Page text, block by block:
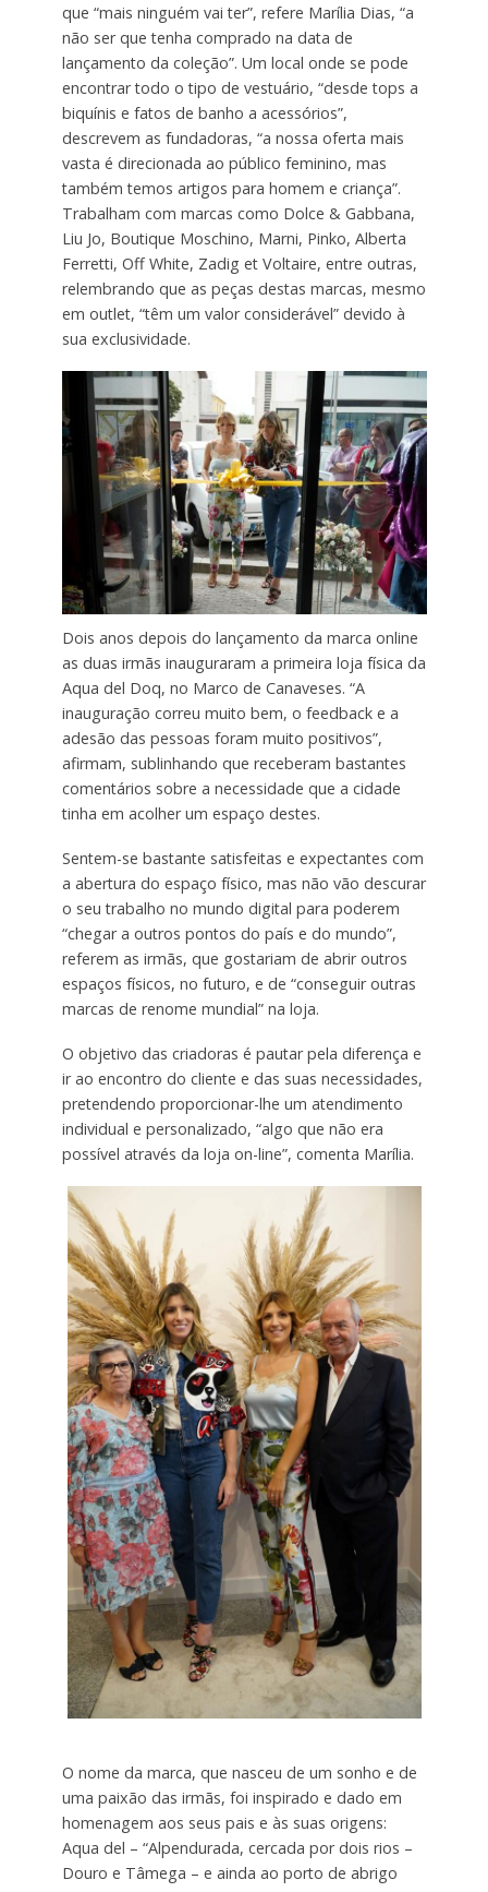
que “mais ninguém vai ter”, refere Marília Dias, “a
não ser que tenha comprado na data de
lançamento da coleção”. Um local onde se pode
encontrar todo o tipo de vestuário, “desde tops a
biquínis e fatos de banho a acessórios”,
descrevem as fundadoras, “a nossa oferta mais
vasta é direcionada ao público feminino, mas
também temos artigos para homem e criança”.
Trabalham com marcas como Dolce & Gabbana,
Liu Jo, Boutique Moschino, Marni, Pinko, Alberta
Ferretti, Off White, Zadig et Voltaire, entre outras,
relembrando que as peças destas marcas, mesmo
em outlet, “têm um valor considerável” devido à
sua exclusividade.
Dois anos depois do lançamento da marca online
as duas irmãs inauguraram a primeira loja física da
Aqua del Doq, no Marco de Canaveses. “A
inauguração correu muito bem, o feedback e a
adesão das pessoas foram muito positivos”,
afirmam, sublinhando que receberam bastantes
comentários sobre a necessidade que a cidade
tinha em acolher um espaço destes.
Sentem-se bastante satisfeitas e expectantes com
a abertura do espaço físico, mas não vão descurar
o seu trabalho no mundo digital para poderem
“chegar a outros pontos do país e do mundo”,
referem as irmãs, que gostariam de abrir outros
espaços físicos, no futuro, e de “conseguir outras
marcas de renome mundial” na loja.
O objetivo das criadoras é pautar pela diferença e
ir ao encontro do cliente e das suas necessidades,
pretendendo proporcionar-lhe um atendimento
individual e personalizado, “algo que não era
possível através da loja on-line”, comenta Marília.
O nome da marca, que nasceu de um sonho e de
uma paixão das irmãs, foi inspirado e dado em
homenagem aos seus pais e às suas origens:
Aqua del – “Alpendurada, cercada por dois rios –
Douro e Tâmega – e ainda ao porto de abrigo